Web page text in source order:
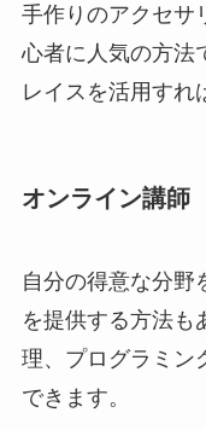
手作りのアクセサ
心者に人気の方法
レイスを活用すれ
オンライン講師
自分の得意な分野
を提供する方法も
理、プログラミン
できます。